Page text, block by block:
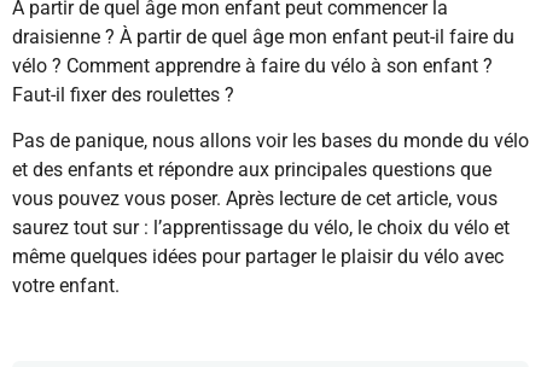
À partir de quel âge mon enfant peut commencer la
draisienne ? À partir de quel âge mon enfant peut-il faire du
vélo ? Comment apprendre à faire du vélo à son enfant ?
Faut-il fixer des roulettes ?
Pas de panique, nous allons voir les bases du monde du vélo
et des enfants et répondre aux principales questions que
vous pouvez vous poser. Après lecture de cet article, vous
saurez tout sur : l’apprentissage du vélo, le choix du vélo et
même quelques idées pour partager le plaisir du vélo avec
votre enfant.